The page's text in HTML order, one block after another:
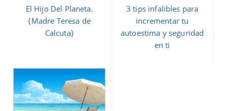
El Hijo Del Planeta.
{Madre Teresa de
Calcuta}
3 tips infalibles para
incrementar tu
autoestima y seguridad
en ti